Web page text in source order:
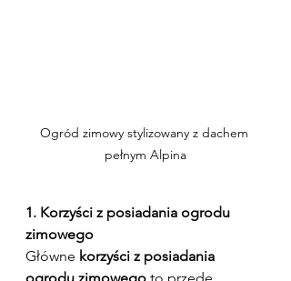
Ogród zimowy stylizowany z dachem
pełnym Alpina
1. Korzyści z posiadania ogrodu
zimowego
Główne korzyści z posiadania